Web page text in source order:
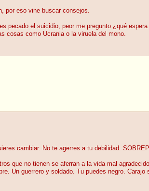
por eso vine buscar consejos.
el suicidio, peor me pregunto ¿qué
cosas como Ucrania o la viruela del mono.
cambiar. No te agerres a tu debilidad.
que no tienen se aferran a la vida mal
Un guerrero y soldado. Tu puedes negro.